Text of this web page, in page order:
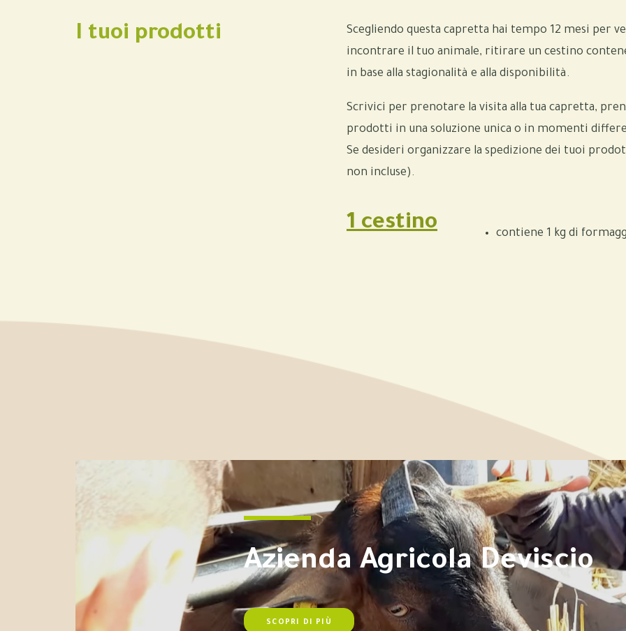
I tuoi prodotti
Scegliendo questa capretta hai tempo 12 mesi per
incontrare il tuo animale, ritirare un cestino
in base alla stagionalità e alla disponibilità.
Scrivici per prenotare la visita alla tua capretta,
prodotti in una soluzione unica o in momenti
Se desideri organizzare la spedizione dei tuoi
non incluse).
1 cestino contiene 1 kg di
Azienda Agricola Deviscio
SCOPRI DI PIÙ